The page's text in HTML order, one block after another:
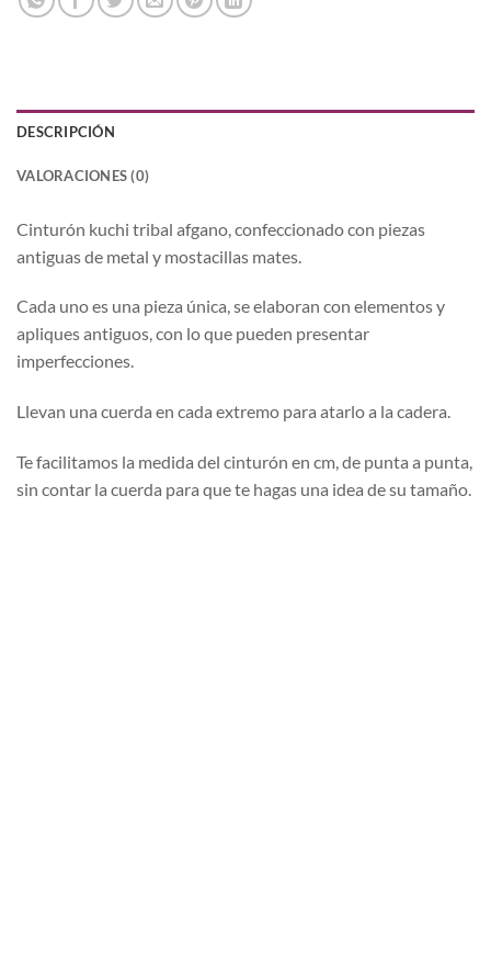
DESCRIPCIÓN
VALORACIONES (0)
Cinturón kuchi tribal afgano, confeccionado con piezas
antiguas de metal y mostacillas mates.
Cada uno es una pieza única, se elaboran con elementos y
apliques antiguos, con lo que pueden presentar
imperfecciones.
Llevan una cuerda en cada extremo para atarlo a la cadera.
Te facilitamos la medida del cinturón en cm, de punta a punta,
sin contar la cuerda para que te hagas una idea de su tamaño.